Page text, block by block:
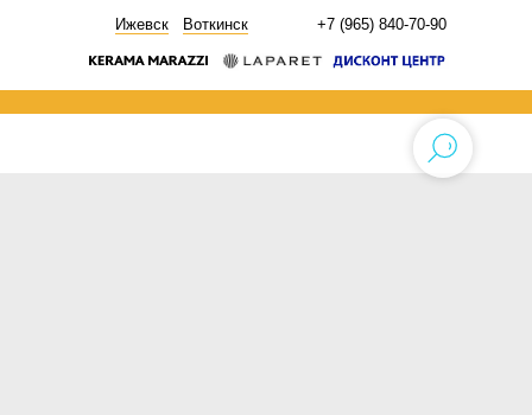
+7 (965) 840-70-90
Ижевск Воткинск